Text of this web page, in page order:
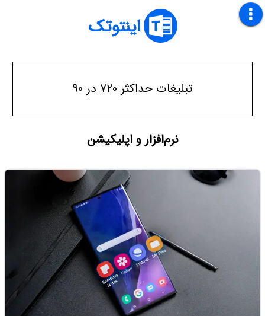
اینتوتک
تبلیغات حداکثر ۷۲۰ در ۹۰
نرم‌افزار و اپلیکیشن